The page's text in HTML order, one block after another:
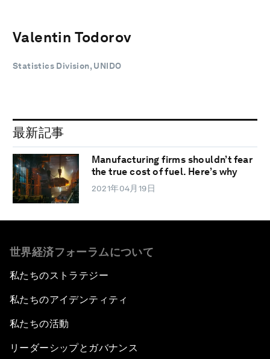
Valentin Todorov
Statistics Division, UNIDO
最新記事
Manufacturing firms shouldn’t fear
the true cost of fuel. Here’s why
2021年04月19日
世界経済フォーラムについて
私たちのストラテジー
私たちのアイデンティティ
私たちの活動
リーダーシップとガバナンス